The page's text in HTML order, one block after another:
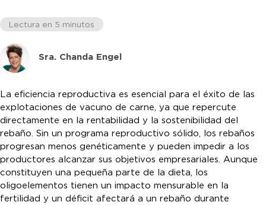
Lectura en 5 minutos
Sra. Chanda Engel
La eficiencia reproductiva es esencial para el éxito de las
explotaciones de vacuno de carne, ya que repercute
directamente en la rentabilidad y la sostenibilidad del
rebaño. Sin un programa reproductivo sólido, los rebaños
progresan menos genéticamente y pueden impedir a los
productores alcanzar sus objetivos empresariales. Aunque
constituyen una pequeña parte de la dieta, los
oligoelementos tienen un impacto mensurable en la
fertilidad y un déficit afectará a un rebaño durante